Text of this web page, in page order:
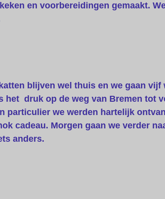
en voorbereidingen gemaakt.
blijven wel thuis en we gaan vijf
het druk op de weg van Bremen tot
particulier we werden hartelijk
cadeau. Morgen gaan we verder
anders.